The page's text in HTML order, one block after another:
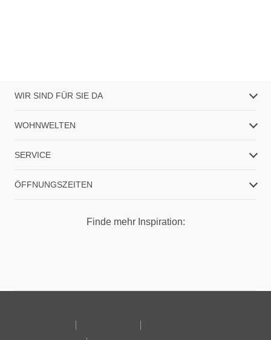
WIR SIND FÜR SIE DA
WOHNWELTEN
SERVICE
ÖFFNUNGSZEITEN
Finde mehr Inspiration: